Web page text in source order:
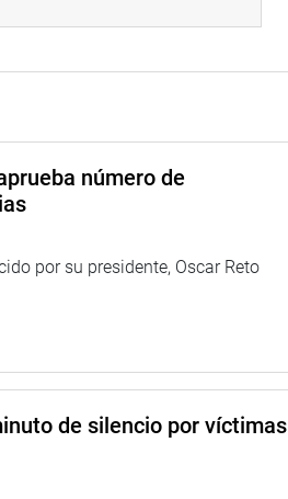
Montalvo, quienes coincidieron
y una de las importantes
bailes de caporales,
manifestaciones culturales.
número de
por su presidente, Oscar Reto
de silencio por víctimas